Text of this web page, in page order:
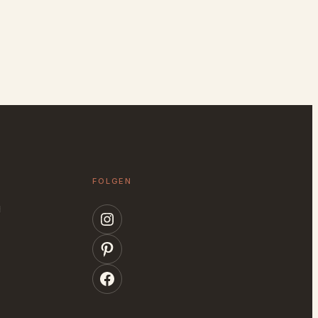
FOLGEN
Instagram
Pinterest
Facebook